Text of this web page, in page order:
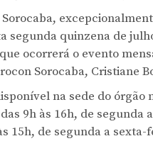
segunda quinzena de
ocorrerá o evento
Sorocaba, Cristiane
na sede do órgão
9h às 16h, de segunda
15h, de segunda a